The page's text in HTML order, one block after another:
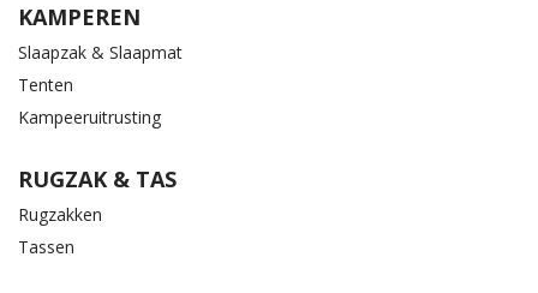
KAMPEREN
Slaapzak & Slaapmat
Tenten
Kampeeruitrusting
RUGZAK & TAS
Rugzakken
Tassen